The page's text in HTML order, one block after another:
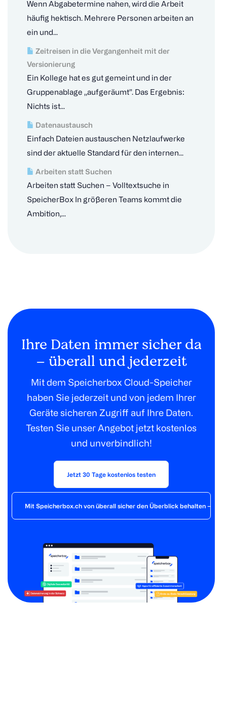
Wenn Abgabetermine nahen, wird die Arbeit
häufig hektisch. Mehrere Personen arbeiten an
ein und...
Zeitreisen in die Vergangenheit mit der
Versionierung
Ein Kollege hat es gut gemeint und in der
Gruppenablage „aufgeräumt”. Das Ergebnis:
Nichts ist...
Datenaustausch
Einfach Dateien austauschen Netzlaufwerke
sind der aktuelle Standard für den internen...
Arbeiten statt Suchen
Arbeiten statt Suchen – Volltextsuche in
SpeicherBox In größeren Teams kommt die
Ambition,...
Ihre Daten immer sicher da
– überall und jederzeit
Mit dem Speicherbox Cloud-Speicher
haben Sie jederzeit und von jedem Ihrer
Geräte sicheren Zugriff auf Ihre Daten.
Testen Sie unser Angebot jetzt kostenlos
und unverbindlich!
Jetzt 30 Tage kostenlos testen
Mit Speicherbox.ch von überall sicher den Überblick behalten – der